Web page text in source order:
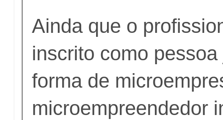
Ainda que o
inscrito como
forma de
microempreendedor